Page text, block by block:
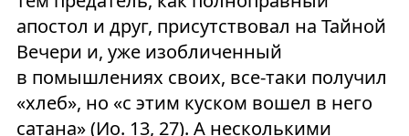
апостол и друг, присутствовал на Тайной
Вечери и, уже изобличенный
в помышлениях своих, все-таки получил
«хлеб», но «с этим куском вошел в него
сатана» (Ио. 13, 27). А несколькими